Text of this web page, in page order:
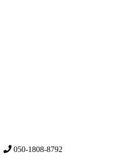
050-1808-8792